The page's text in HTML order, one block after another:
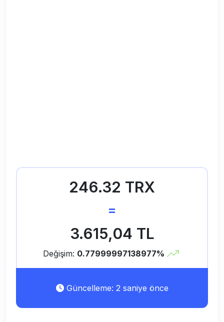
246.32 TRX
=
3.615,04 TL
Değişim: 0.77999997138977%
Güncelleme: 2 saniye önce